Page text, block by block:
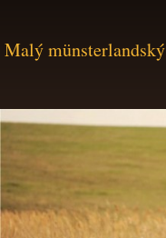
Malý